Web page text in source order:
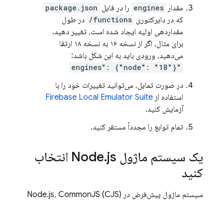
مقدار engines را در فایل package.json
که در دایرکتوری functions/
در طول
مقداردهی اولیه ایجاد شده است، تغییر دهید.
برای مثال، اگر از نسخه ۱۶ به نسخه ۱۸ ارتقا
می‌دهید، ورودی باید به این شکل باشد:
"engines": {"node": "18"}
در صورت تمایل، می‌توانید تغییرات خود را با
استفاده از Firebase Local Emulator Suite
آزمایش کنید.
تمام توابع را مجدداً مستقر کنید.
یک سیستم ماژول Node .
js انتخاب
کنید
سیستم ماژول پیش‌فرض در Node.js، CommonJS (CJS)